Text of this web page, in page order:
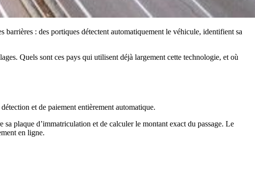
: des portiques détectent automatiquement le véhicule, identifient sa
Quels sont ces pays qui utilisent déjà largement cette technologie, et où
et de paiement entièrement automatique.
plaque d’immatriculation et de calculer le montant exact du passage. Le
en ligne.